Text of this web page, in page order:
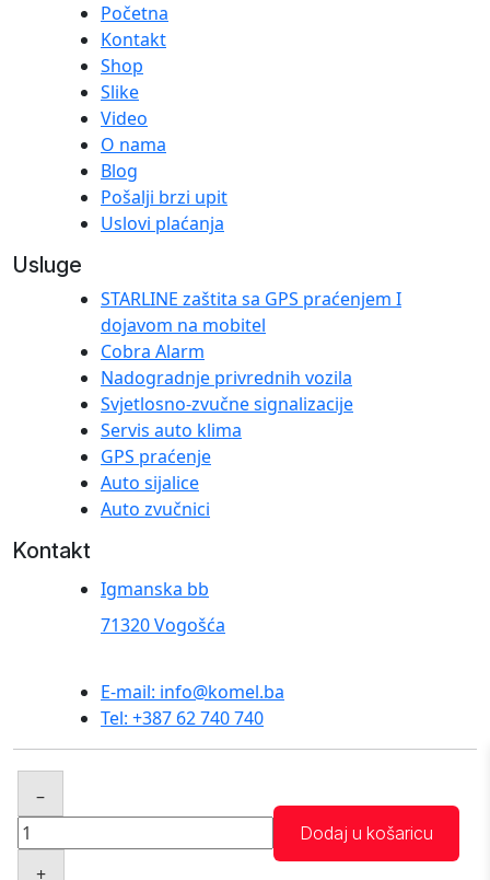
–
LED
auto
+
Dodaj u košaricu
Početna
Kontakt
Shop
Slike
Video
O nama
Blog
Pošalji brzi upit
Uslovi plaćanja
Usluge
STARLINE zaštita sa GPS praćenjem I
dojavom na mobitel
Cobra Alarm
Nadogradnje privrednih vozila
Svjetlosno-zvučne signalizacije
Servis auto klima
GPS praćenje
Auto sijalice
Auto zvučnici
Kontakt
Igmanska bb
71320 Vogošća
E-mail: info@komel.ba
Tel: +387 62 740 740